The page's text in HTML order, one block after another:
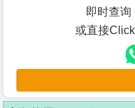
客
即时查询
或直接